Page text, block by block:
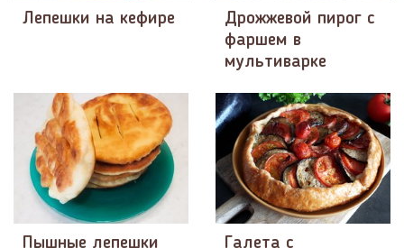
Лепешки на кефире
Дрожжевой пирог с
фаршем в
мультиварке
Пышные лепешки Галета с